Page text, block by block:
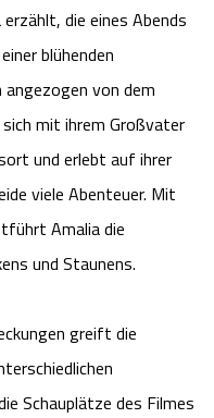
die eines Abends
blühenden
von dem
mit ihrem Großvater
und erlebt auf ihrer
viele Abenteuer. Mit
Amalia die
und Staunens.
greift die
Schauplätze des Filmes